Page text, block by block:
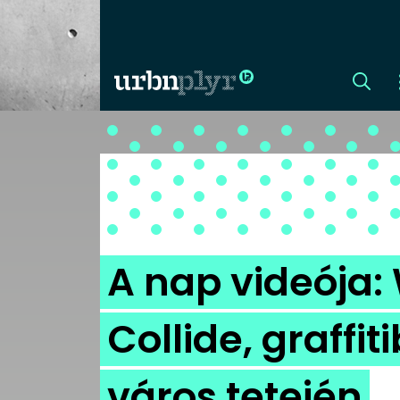
CÍMLAP
DIZÁJN
DIVAT
HIP
KULT
A nap videója:
Collide,